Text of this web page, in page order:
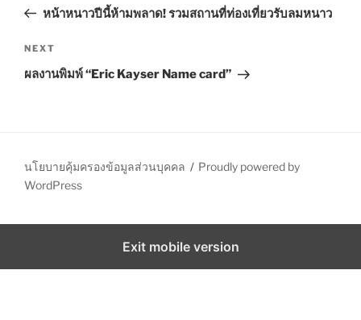
s
t
n
g
a
i
n
r
v
i
o
s
หน้าหนาวปีนี้ห้ามพลาด! รวมสถานที่ท่องเที่ยวรับลมหนาว
N
e
s
t
NEXT
ผลงานพิมพ์ “Eric Kayser Name card”
นโยบายคุ้มครองข้อมูลส่วนบุคคล
Proudly powered by
WordPress
Exit mobile version